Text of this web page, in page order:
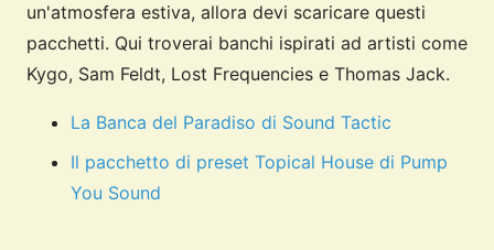
un'atmosfera estiva, allora devi scaricare questi
pacchetti. Qui troverai banchi ispirati ad artisti come
Kygo, Sam Feldt, Lost Frequencies e Thomas Jack.
La Banca del Paradiso di Sound Tactic
Il pacchetto di preset Topical House di Pump
You Sound